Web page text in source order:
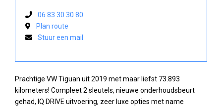
Prachtige VW Tiguan uit 2019 met maar liefst 73.893
kilometers! Compleet 2 sleutels, nieuwe onderhoudsbeurt
gehad, IQ DRIVE uitvoering, zeer luxe opties met name
06 83 30 30 80
Plan route
Stuur een mail